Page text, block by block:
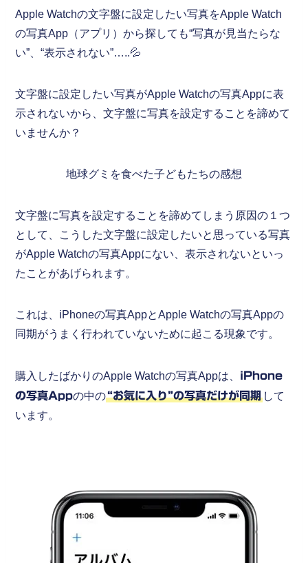
Apple Watchの文字盤に設定したい写真をApple Watch
の写真App（アプリ）から探しても“写真が見当たらな
い”、“表示されない”…..💦
文字盤に設定したい写真がApple Watchの写真Appに表
示されないから、文字盤に写真を設定することを諦めて
いませんか？
地球グミを食べた子どもたちの感想
文字盤に写真を設定することを諦めてしまう原因の１つ
として、こうした文字盤に設定したいと思っている写真
がApple Watchの写真Appにない、表示されないといっ
たことがあげられます。
これは、iPhoneの写真AppとApple Watchの写真Appの
同期がうまく行われていないために起こる現象です。
購入したばかりのApple Watchの写真Appは、 iPhone
の写真Appの中の“お気に入り”の写真だけが同期 して
います。